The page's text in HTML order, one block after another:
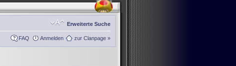
Erweiterte Suche
FAQ Anmelden zur Clanpage »